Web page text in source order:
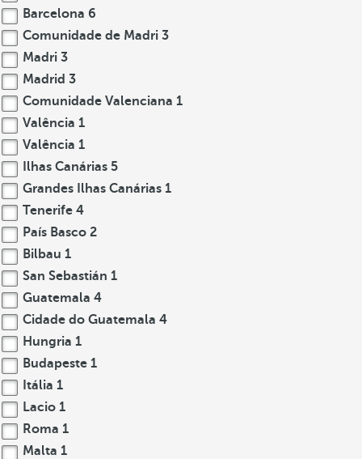
Barcelona 6
Comunidade de Madri 3
Madri 3
Madrid 3
Comunidade Valenciana 1
Valência 1
Valência 1
Ilhas Canárias 5
Grandes Ilhas Canárias 1
Tenerife 4
País Basco 2
Bilbau 1
San Sebastián 1
Guatemala 4
Cidade do Guatemala 4
Hungria 1
Budapeste 1
Itália 1
Lacio 1
Roma 1
Malta 1